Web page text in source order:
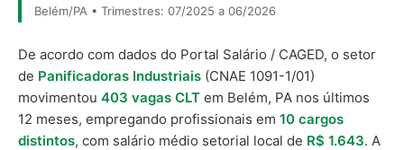
Belém/PA • Trimestres: 07/2025 a 06/2026
De acordo com dados do Portal Salário / CAGED, o setor
de Panificadoras Industriais (CNAE 1091-1/01)
movimentou 403 vagas CLT em Belém, PA nos últimos
12 meses, empregando profissionais em 10 cargos
distintos, com salário médio setorial local de R$ 1.643. A